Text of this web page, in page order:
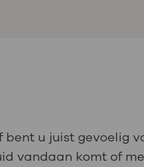
u juist gevoelig
vandaan komt of